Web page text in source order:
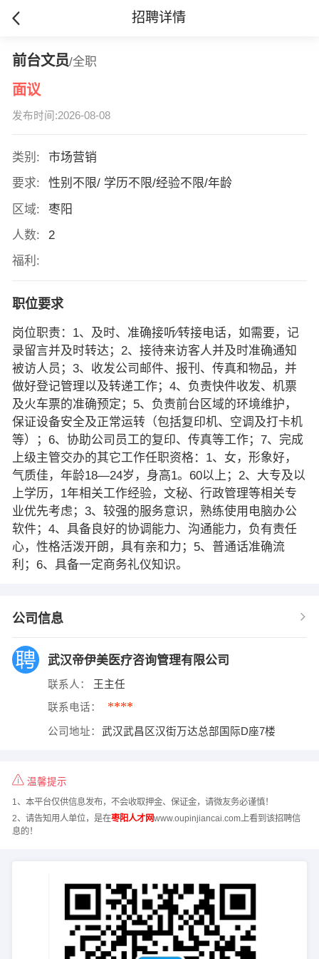
招聘详情
前台文员/全职
面议
发布时间:2026-08-08
类别:
市场营销
要求:
性别不限/ 学历不限/经验不限/年龄
区域:
枣阳
人数:
2
福利:
职位要求
岗位职责：1、及时、准确接听∕转接电话，如需要，记
录留言并及时转达；2、接待来访客人并及时准确通知
被访人员；3、收发公司邮件、报刊、传真和物品，并
做好登记管理以及转递工作；4、负责快件收发、机票
及火车票的准确预定；5、负责前台区域的环境维护，
保证设备安全及正常运转（包括复印机、空调及打卡机
等）；6、协助公司员工的复印、传真等工作；7、完成
上级主管交办的其它工作任职资格：1、女，形象好，
气质佳，年龄18—24岁，身高1。60以上；2、大专及以
上学历，1年相关工作经验，文秘、行政管理等相关专
业优先考虑；3、较强的服务意识，熟练使用电脑办公
软件；4、具备良好的协调能力、沟通能力，负有责任
心，性格活泼开朗，具有亲和力；5、普通话准确流
利；6、具备一定商务礼仪知识。
公司信息
武汉帝伊美医疗咨询管理有限公司
联系人： 王主任
联系电话： ****
公司地址： 武汉武昌区汉街万达总部国际D座7楼
温馨提示
1、本平台仅供信息发布，不会收取押金、保证金，请微友务必谨慎！
2、请告知用人单位，是在枣阳人才网www.oupinjiancai.com上看到该招聘信
息的！